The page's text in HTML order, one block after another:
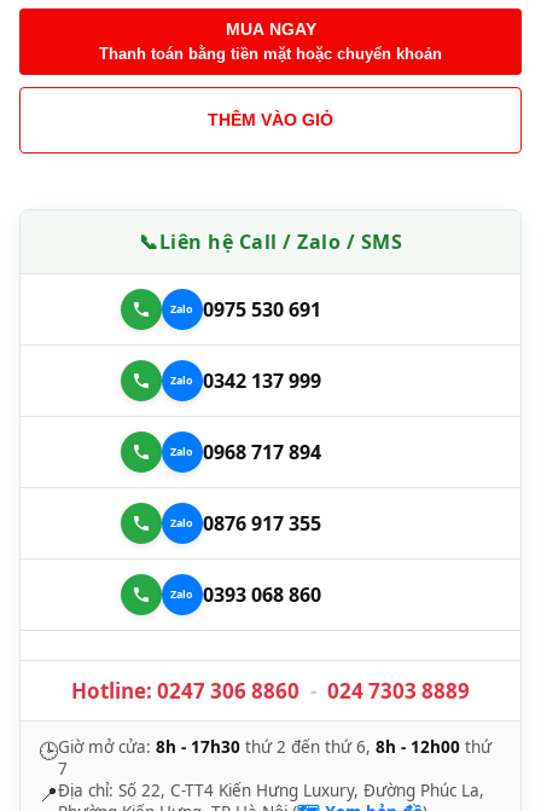
MUA NGAY
Thanh toán bằng tiền mặt hoặc chuyển khoản
THÊM VÀO GIỎ
📞Liên hệ Call / Zalo / SMS
0975 530 691
0342 137 999
0968 717 894
0876 917 355
0393 068 860
Hotline: 0247 306 8860 - 024 7303 8889
🕒Giờ mở cửa: 8h - 17h30 thứ 2 đến thứ 6, 8h - 12h00 thứ
7
📍Địa chỉ: Số 22, C-TT4 Kiến Hưng Luxury, Đường Phúc La,